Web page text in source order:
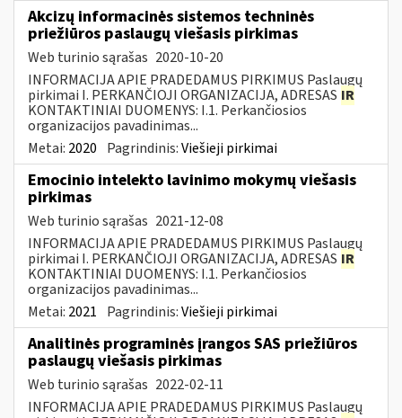
Akcizų informacinės sistemos techninės
priežiūros paslaugų viešasis pirkimas
Web turinio sąrašas 2020-10-20
INFORMACIJA APIE PRADEDAMUS PIRKIMUS Paslaugų
pirkimai I. PERKANČIOJI ORGANIZACIJA, ADRESAS IR
KONTAKTINIAI DUOMENYS: I.1. Perkančiosios
organizacijos pavadinimas...
Metai: 2020 Pagrindinis:Viešieji pirkimai
Emocinio intelekto lavinimo mokymų viešasis
pirkimas
Web turinio sąrašas 2021-12-08
INFORMACIJA APIE PRADEDAMUS PIRKIMUS Paslaugų
pirkimai I. PERKANČIOJI ORGANIZACIJA, ADRESAS IR
KONTAKTINIAI DUOMENYS: I.1. Perkančiosios
organizacijos pavadinimas...
Metai: 2021 Pagrindinis:Viešieji pirkimai
Analitinės programinės įrangos SAS priežiūros
paslaugų viešasis pirkimas
Web turinio sąrašas 2022-02-11
INFORMACIJA APIE PRADEDAMUS PIRKIMUS Paslaugų